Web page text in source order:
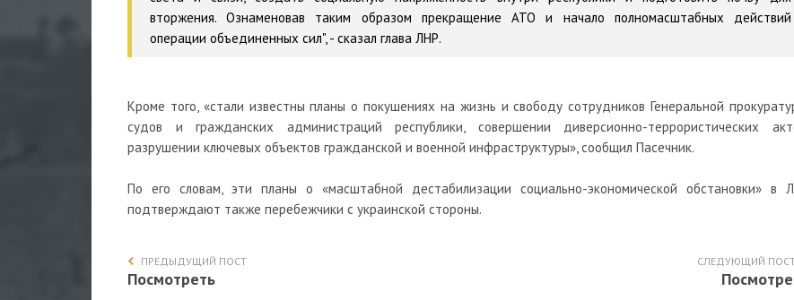
вторжения. Ознаменовав таким образом прекращение АТО и начало полномасштабных действий
операции объединенных сил", - сказал глава ЛНР.
Кроме того, «стали известны планы о покушениях на жизнь и свободу сотрудников Генеральной
судов и гражданских администраций республики, совершении диверсионно-террористических
разрушении ключевых объектов гражданской и военной инфраструктуры», сообщил Пасечник.
По его словам, эти планы о «масштабной дестабилизации социально-экономической обстановки» в
подтверждают также перебежчики с украинской стороны.
ПРЕДЫДУЩИЙ ПОСТ
Посмотреть
СЛЕДУЮЩИЙ